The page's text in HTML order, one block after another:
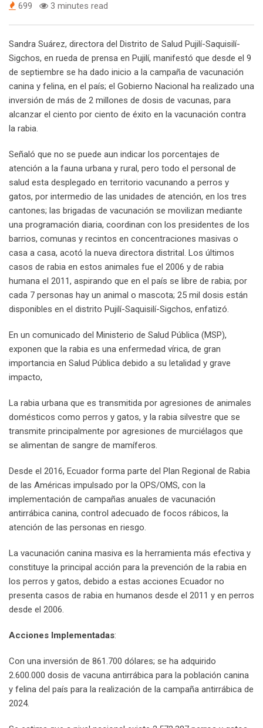
699 3 minutes read
Sandra Suárez, directora del Distrito de Salud Pujilí-Saquisilí-
Sigchos, en rueda de prensa en Pujilí, manifestó que desde el 9
de septiembre se ha dado inicio a la campaña de vacunación
canina y felina, en el país; el Gobierno Nacional ha realizado una
inversión de más de 2 millones de dosis de vacunas, para
alcanzar el ciento por ciento de éxito en la vacunación contra
la rabia.
Señaló que no se puede aun indicar los porcentajes de
atención a la fauna urbana y rural, pero todo el personal de
salud esta desplegado en territorio vacunando a perros y
gatos, por intermedio de las unidades de atención, en los tres
cantones; las brigadas de vacunación se movilizan mediante
una programación diaria, coordinan con los presidentes de los
barrios, comunas y recintos en concentraciones masivas o
casa a casa, acotó la nueva directora distrital. Los últimos
casos de rabia en estos animales fue el 2006 y de rabia
humana el 2011, aspirando que en el país se libre de rabia; por
cada 7 personas hay un animal o mascota; 25 mil dosis están
disponibles en el distrito Pujilí-Saquisilí-Sigchos, enfatizó.
En un comunicado del Ministerio de Salud Pública (MSP),
exponen que la rabia es una enfermedad vírica, de gran
importancia en Salud Pública debido a su letalidad y grave
impacto,
La rabia urbana que es transmitida por agresiones de animales
domésticos como perros y gatos, y la rabia silvestre que se
transmite principalmente por agresiones de murciélagos que
se alimentan de sangre de mamíferos.
Desde el 2016, Ecuador forma parte del Plan Regional de Rabia
de las Américas impulsado por la OPS/OMS, con la
implementación de campañas anuales de vacunación
antirrábica canina, control adecuado de focos rábicos, la
atención de las personas en riesgo.
La vacunación canina masiva es la herramienta más efectiva y
constituye la principal acción para la prevención de la rabia en
los perros y gatos, debido a estas acciones Ecuador no
presenta casos de rabia en humanos desde el 2011 y en perros
desde el 2006.
Acciones Implementadas:
Con una inversión de 861.700 dólares; se ha adquirido
2.600.000 dosis de vacuna antirrábica para la población canina
y felina del país para la realización de la campaña antirrábica de
2024.